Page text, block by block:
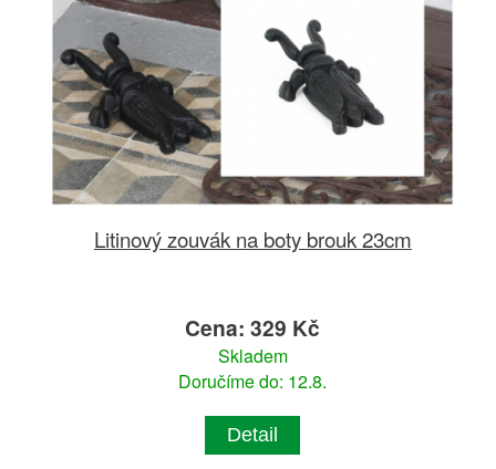
Litinový zouvák na boty brouk 23cm
Cena: 329 Kč
Skladem
Doručíme do: 12.8.
Detail